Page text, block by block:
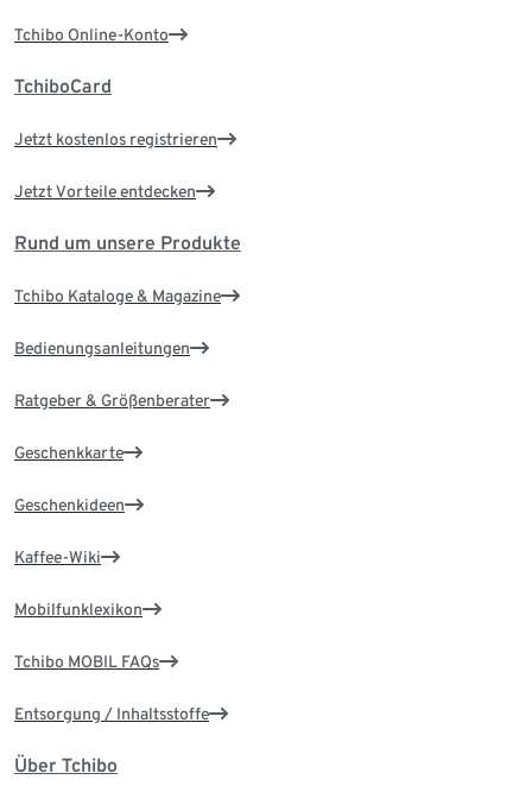
Tchibo Online-Konto
TchiboCard
Jetzt kostenlos registrieren
Jetzt Vorteile entdecken
Rund um unsere Produkte
Tchibo Kataloge & Magazine
Bedienungsanleitungen
Ratgeber & Größenberater
Geschenkkarte
Geschenkideen
Kaffee-Wiki
Mobilfunklexikon
Tchibo MOBIL FAQs
Entsorgung / Inhaltsstoffe
Über Tchibo